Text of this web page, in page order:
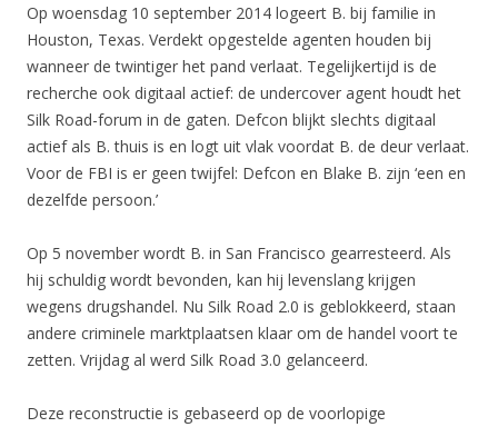
Op woensdag 10 september 2014 logeert B. bij familie in
Houston, Texas. Verdekt opgestelde agenten houden bij
wanneer de twintiger het pand verlaat. Tegelijkertijd is de
recherche ook digitaal actief: de undercover agent houdt het
Silk Road-forum in de gaten. Defcon blijkt slechts digitaal
actief als B. thuis is en logt uit vlak voordat B. de deur verlaat.
Voor de FBI is er geen twijfel: Defcon en Blake B. zijn ‘een en
dezelfde persoon.’
Op 5 november wordt B. in San Francisco gearresteerd. Als
hij schuldig wordt bevonden, kan hij levenslang krijgen
wegens drugshandel. Nu Silk Road 2.0 is geblokkeerd, staan
andere criminele marktplaatsen klaar om de handel voort te
zetten. Vrijdag al werd Silk Road 3.0 gelanceerd.
Deze reconstructie is gebaseerd op de voorlopige